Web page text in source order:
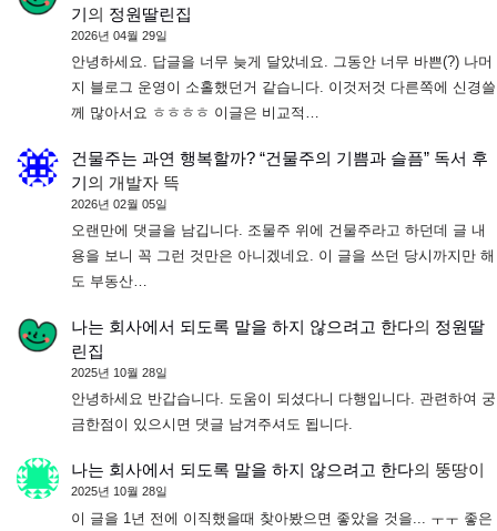
기의 정원딸린집
2026년 04월 29일
안녕하세요. 답글을 너무 늦게 달았네요. 그동안 너무 바쁜(?) 나머
지 블로그 운영이 소홀했던거 같습니다. 이것저것 다른쪽에 신경쓸
께 많아서요 ㅎㅎㅎㅎ 이글은 비교적…
건물주는 과연 행복할까? “건물주의 기쁨과 슬픔” 독서 후
기의 개발자 뜩
2026년 02월 05일
오랜만에 댓글을 남깁니다. 조물주 위에 건물주라고 하던데 글 내
용을 보니 꼭 그런 것만은 아니겠네요. 이 글을 쓰던 당시까지만 해
도 부동산…
나는 회사에서 되도록 말을 하지 않으려고 한다의 정원딸
린집
2025년 10월 28일
안녕하세요 반갑습니다. 도움이 되셨다니 다행입니다. 관련하여 궁
금한점이 있으시면 댓글 남겨주셔도 됩니다.
나는 회사에서 되도록 말을 하지 않으려고 한다의 뚱땅이
2025년 10월 28일
이 글을 1년 전에 이직했을때 찾아봤으면 좋았을 것을... ㅜㅜ 좋은